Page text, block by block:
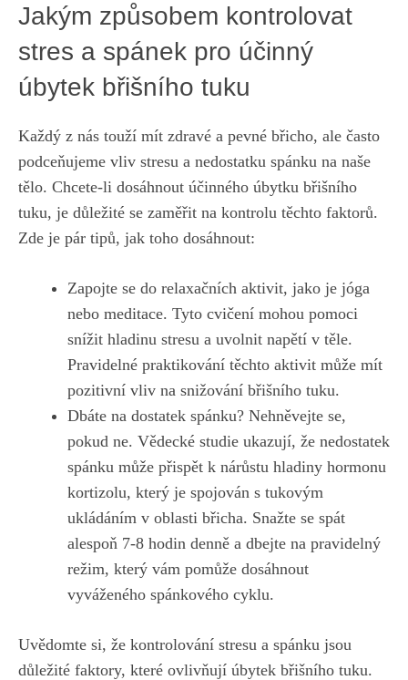
Jakým způsobem kontrolovat
stres a ‍spánek pro účinný
úbytek břišního tuku
Každý z nás touží mít zdravé a pevné břicho, ale často
podceňujeme vliv stresu a nedostatku spánku na naše
tělo. Chcete-li dosáhnout účinného⁣ úbytku břišního
tuku, je důležité se ‍zaměřit na kontrolu těchto faktorů.
Zde je pár tipů, jak toho dosáhnout:
Zapojte se⁢ do ⁢relaxačních aktivit, jako je jóga
nebo meditace. Tyto cvičení mohou pomoci
snížit hladinu stresu a uvolnit napětí v ⁤těle.
Pravidelné praktikování těchto aktivit může mít
⁣pozitivní vliv na snižování ‍břišního tuku.
Dbáte na ‌dostatek spánku? Nehněvejte se,
pokud ne. Vědecké‌ studie ukazují, že nedostatek
spánku může‌ přispět k nárůstu hladiny⁢ hormonu
kortizolu, který je spojován s tukovým
ukládáním‍ v oblasti břicha. Snažte se spát
alespoň 7-8 hodin denně a dbejte na pravidelný
režim, který vám pomůže dosáhnout
vyváženého spánkového⁢ cyklu.
Uvědomte si, že kontrolování stresu a spánku ⁣jsou
důležité faktory, které ovlivňují úbytek břišního tuku.